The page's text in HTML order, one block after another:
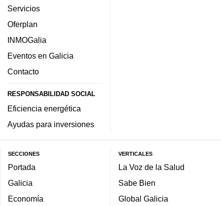
Servicios
Oferplan
INMOGalia
Eventos en Galicia
Contacto
RESPONSABILIDAD SOCIAL
Eficiencia energética
Ayudas para inversiones
SECCIONES
Portada
Galicia
Economía
VERTICALES
La Voz de la Salud
Sabe Bien
Global Galicia